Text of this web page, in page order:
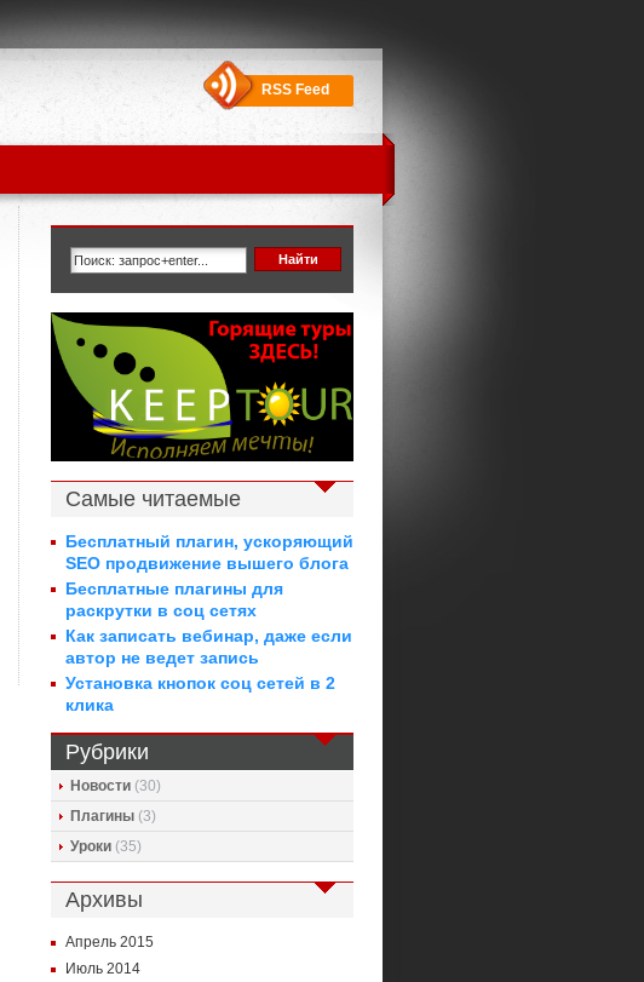
RSS Feed
Самые читаемые
Бесплатный плагин, ускоряющий
SEO продвижение вышего блога
Бесплатные плагины для
раскрутки в соц сетях
Как записать вебинар, даже если
автор не ведет запись
Установка кнопок соц сетей в 2
клика
Рубрики
Новости (30)
Плагины (3)
Уроки (35)
Архивы
Апрель 2015
Июль 2014